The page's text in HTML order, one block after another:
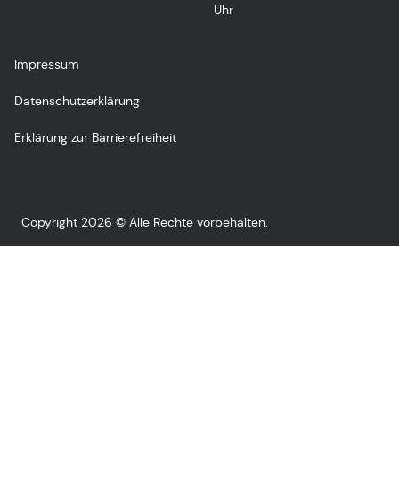
Uhr
Impressum
Datenschutzerklärung
Erklärung zur Barrierefreiheit
Copyright 2026 © Alle Rechte vorbehalten.